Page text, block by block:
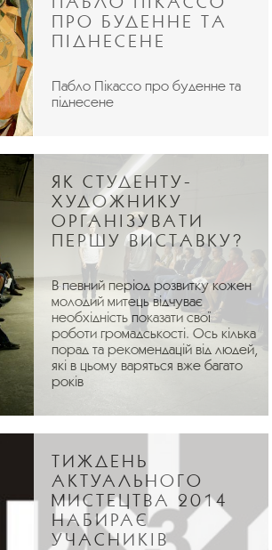
ПРО БУДЕННЕ ТА
ПІДНЕСЕНЕ
Пабло Пікассо про буденне та
піднесене
ЯК СТУДЕНТУ-
ХУДОЖНИКУ
ОРГАНІЗУВАТИ
ПЕРШУ ВИСТАВКУ?
В певний період розвитку кожен
молодий митець відчуває
необхідність показати свої
роботи громадськості. Ось кілька
порад та рекомендацій від людей,
які в цьому варяться вже багато
років
ТИЖДЕНЬ
АКТУАЛЬНОГО
МИСТЕЦТВА 2014
НАБИРАЄ
УЧАСНИКІВ